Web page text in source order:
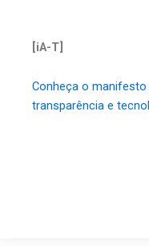
[iA-T]
Conheça o
transparência e